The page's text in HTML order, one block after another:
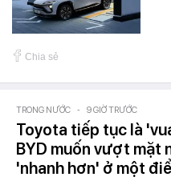
Chia sẻ
TRONG NƯỚC - 9 GIỜ TRƯỚC
Toyota tiếp tục là
BYD muốn vượt mặt
'nhanh hơn' ở một